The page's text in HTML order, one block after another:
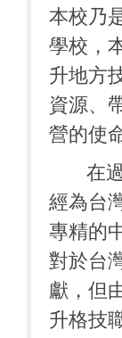
本校乃
學校，
升地方
資源、
營的使
在過
經為台
專精的
對於台
獻，但
升格技